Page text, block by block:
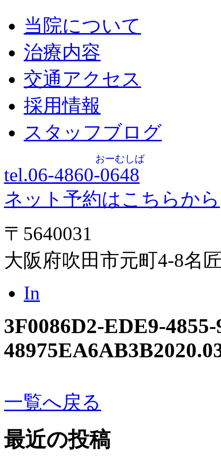
当院について
治療内容
交通アクセス
採用情報
スタッフブログ
tel.06-4860-0648
おーむしば
ネット予約はこちらから
〒5640031
大阪府吹田市元町4-8名
In
3F0086D2-EDE9-
48975EA6AB3B
一覧へ戻る
最近の投稿